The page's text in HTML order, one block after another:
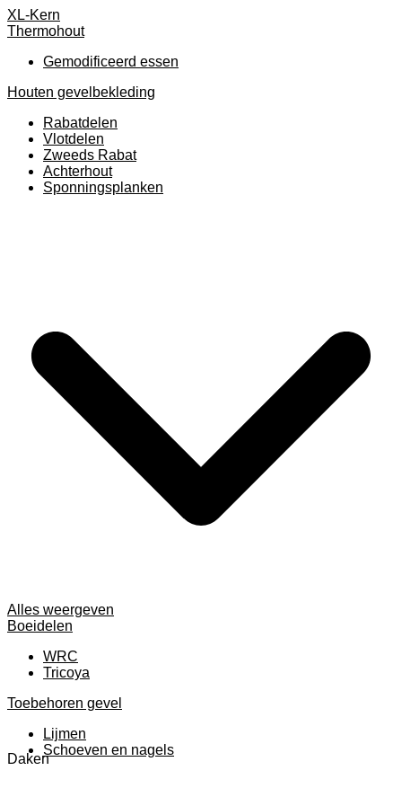
XL-Kern
Thermohout
Gemodificeerd essen
Houten gevelbekleding
Rabatdelen
Vlotdelen
Zweeds Rabat
Achterhout
Sponningsplanken
Alles weergeven
Boeidelen
WRC
Tricoya
Toebehoren gevel
Lijmen
Schoeven en nagels
Daken